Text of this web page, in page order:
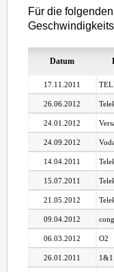
Für die
Datum
17.11.2011
26.06.2012
24.01.2012
24.09.2012
14.04.2011
15.07.2011
21.05.2012
09.04.2012
06.03.2012 O2
26.01.2011 1&1